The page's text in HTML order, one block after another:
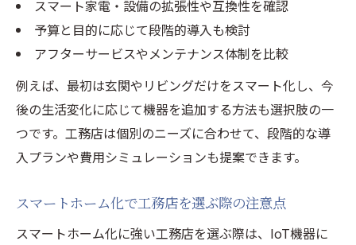
スマート家電・設備の拡張性や互換性を確認
予算と目的に応じて段階的導入も検討
アフターサービスやメンテナンス体制を比較
例えば、最初は玄関やリビングだけをスマート化し、今
後の生活変化に応じて機器を追加する方法も選択肢の一
つです。工務店は個別のニーズに合わせて、段階的な導
入プランや費用シミュレーションも提案できます。
スマートホーム化で工務店を選ぶ際の注意点
スマートホーム化に強い工務店を選ぶ際は、IoT機器に